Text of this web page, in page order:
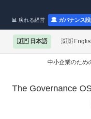
📊 戻れる経営 🏛 ガバナンス設
🇯🇵 日本語 🇬🇧
中小企業のため
The Governance